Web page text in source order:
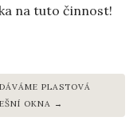
na tuto činnost!
PLASTOVÁ
OKNA